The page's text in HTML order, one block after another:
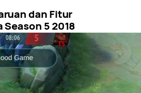
dan Fitur
Season 5 2018